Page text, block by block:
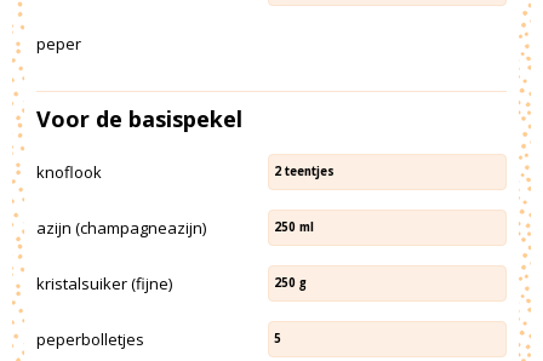
peper
Voor de basispekel
knoflook 2 teentjes
azijn (champagneazijn) 250 ml
kristalsuiker (fijne) 250 g
peperbolletjes 5